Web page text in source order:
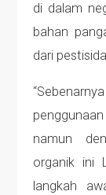
di dalam
bahan
dari
namun
organik ini
langkah